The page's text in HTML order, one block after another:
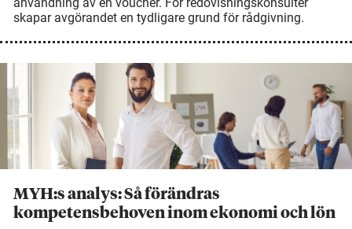
skapar avgörandet en tydligare grund för rådgivning.
MYH:s analys: Så förändras
kompetensbehoven inom ekonomi och lön